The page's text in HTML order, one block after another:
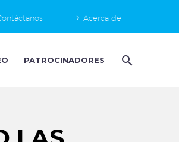
Acerca de
PATROCINADORES